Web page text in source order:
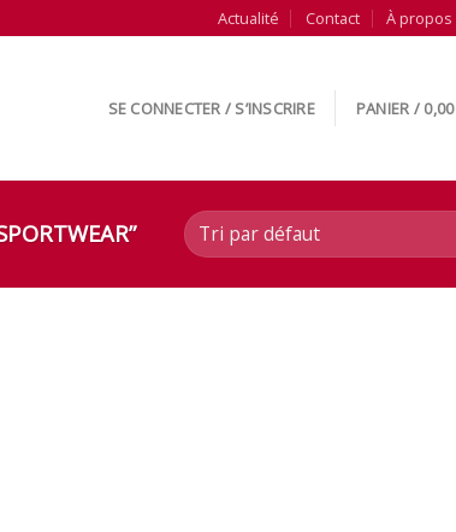
Actualité Contact À propos
SE CONNECTER / S’INSCRIRE PANIER / 0,00